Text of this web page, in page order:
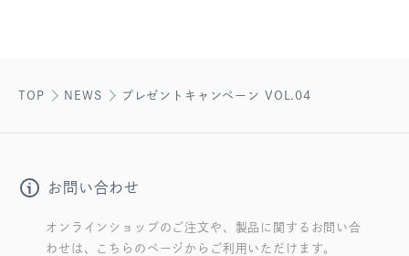
TOP NEWS プレゼントキャンペーン VOL.04
お問い合わせ
オンラインショップのご注文や、製品に関するお問い合
わせは、こちらのページからご利用いただけます。